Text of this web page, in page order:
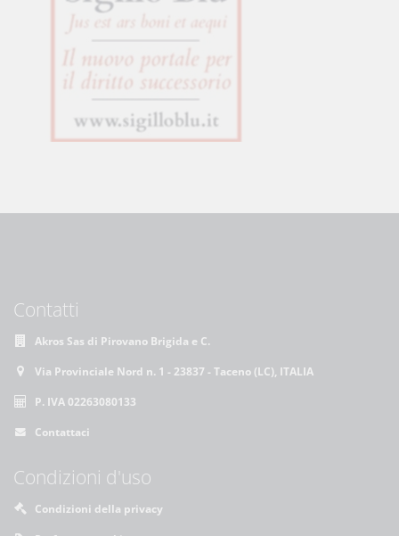
Contatti
Akros Sas di Pirovano Brigida e C.
Via Provinciale Nord n. 1 - 23837 - Taceno (LC), ITALIA
P. IVA 02263080133
Contattaci
Condizioni d'uso
Condizioni della privacy